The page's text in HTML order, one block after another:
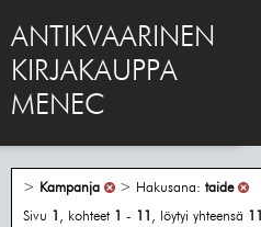
ANTIKVAARINEN
KIRJAKAUPPA
MENEC
> Kampanja > Hakusana: taide
Sivu 1 , kohteet 1 - 11 , löytyi yhteensä